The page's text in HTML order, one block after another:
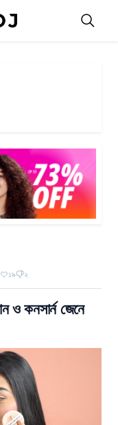
১৯ ২
ও কনসার্ন জেনে